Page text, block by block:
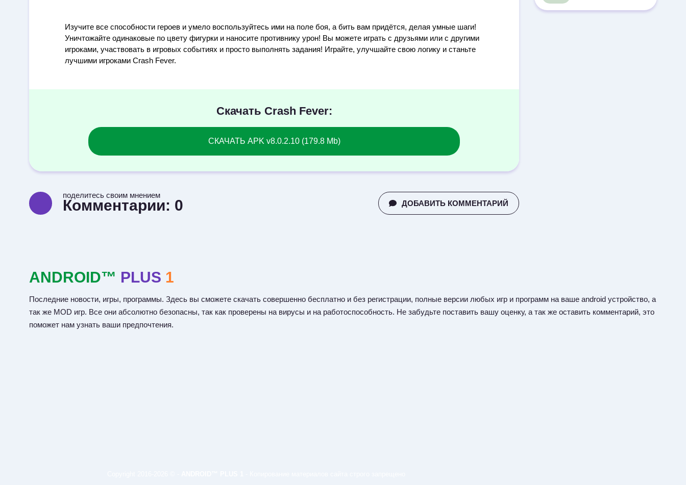
Изучите все способности героев и умело воспользуйтесь ими на поле боя, а бить вам придётся, делая умные шаги!
Уничтожайте одинаковые по цвету фигурки и наносите противнику урон! Вы можете играть с друзьями или с другими
игроками, участвовать в игровых событиях и просто выполнять задания! Играйте, улучшайте свою логику и станьте
лучшими игроками Crash Fever.
Скачать Crash Fever:
СКАЧАТЬ APK v8.0.2.10 (179.8 Mb)
поделитесь своим мнением
Комментарии: 0 ДОБАВИТЬ КОММЕНТАРИЙ
ANDROID™ PLUS 1
Последние новости, игры, программы. Здесь вы сможете скачать совершенно бесплатно и без регистрации, полные версии любых игр и программ на ваше android устройство, а
так же MOD игр. Все они абсолютно безопасны, так как проверены на вирусы и на работоспособность. Не забудьте поставить вашу оценку, а так же оставить комментарий, это
поможет нам узнать ваши предпочтения.